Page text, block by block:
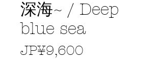
深海~ / Deep
blue sea
JP¥9,600